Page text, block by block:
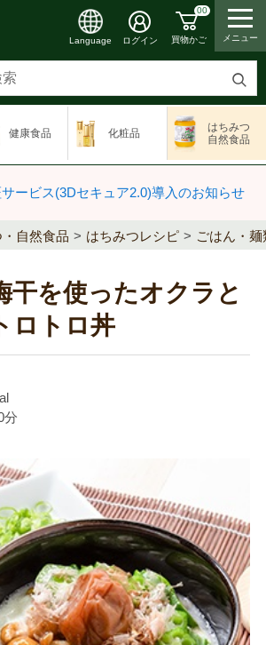
検
す
Language ログイン
00
買物かご メニュー
健康食品 化粧品
はちみつ
自然食品
サービス(3Dセキュア2.0)導入のお知らせ
自然食品 はちみつレシピ ごはん・麺
干を使ったオクラと
ロトロ丼
分